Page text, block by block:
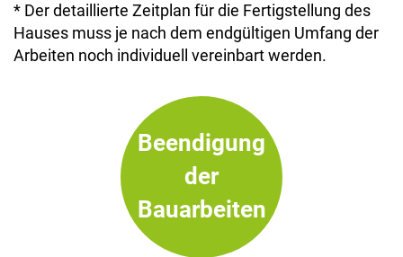
* Der detaillierte Zeitplan für die Fertigstellung des
Hauses muss je nach dem endgültigen Umfang der
Arbeiten noch individuell vereinbart werden.
Beendigung
der
Bauarbeiten